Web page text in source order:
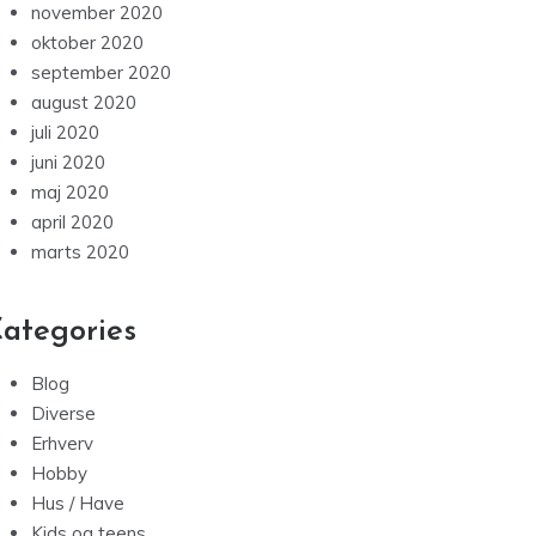
november 2020
oktober 2020
september 2020
august 2020
juli 2020
juni 2020
maj 2020
april 2020
marts 2020
Blog
Diverse
Erhverv
Hobby
Hus / Have